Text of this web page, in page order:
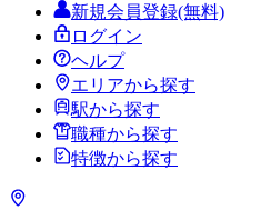
新規会員登録(無料)
ログイン
ヘルプ
エリアから探す
駅から探す
職種から探す
特徴から探す